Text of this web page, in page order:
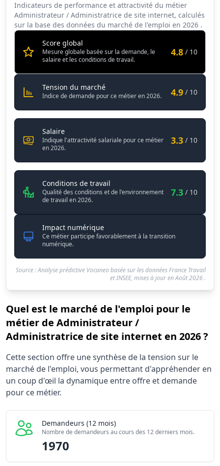
Indicateurs de performance et attractivité du métier
Administrateur / Administratrice de site internet, calculés
sur la base des données du marché de l'emploi en 2026 .
Score global
Mesure globale basée sur la demande, le
salaire et les conditions de travail.
4.8 / 10
Tension du marchéAdministrateur / Administratrice
Indice de demande pour ce métier en 2026. 4.9 / 10
SalaireAdministrateur / Administratrice de site
Indique l'attractivité salariale pour ce métier
en 2026.
3.3 / 10
Conditions de travail
Qualité des conditions et de l'environnement
de travail en 2026.
7.3 / 10
Impact numérique
Ce métier participe favorablement à la transition
numérique.
Source : Analyse prédictive Vocaneo basée sur les données France Travail
et INSEE, mises à jour enAoût 2026.
Quel est le marché de l'emploi pour le
métier de Administrateur /
Administratrice de site internet en 2026 ?
Statistiques recrutement Administrateur /
Indicateur
Demandeurs d'emploi (12 mois)
Offres publiées (12 mois)
Indice de tension globale
Cette section offre une synthèse de la tension sur le
marché de l'emploi, vous permettant d'appréhender en
un coup d'œil la dynamique entre offre et demande
pour ce métier.
Demandeurs (12 mois)
Nombre de demandeurs au cours des 12 derniers mois.
1970